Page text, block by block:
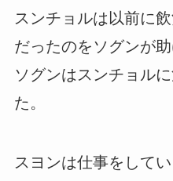
スンチョルは以前に
だったのをソグンが助
ソグンはスンチョル
た。
スヨンは仕事をして